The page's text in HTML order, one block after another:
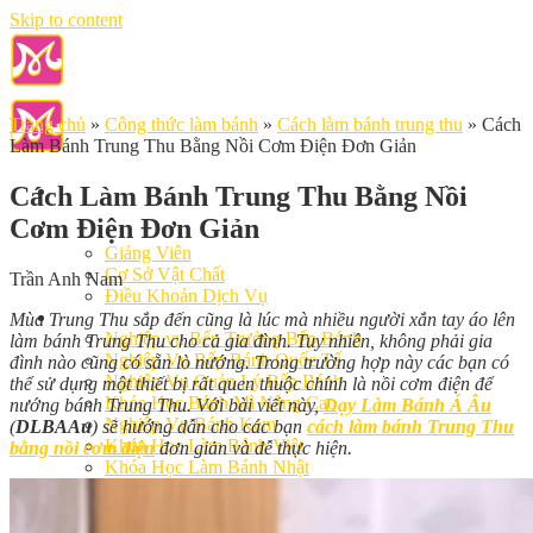
Skip to content
Giới Thiệu
Giảng Viên
Cơ Sở Vật Chất
Điều Khoản Dịch Vụ
Học Làm Bánh
Nghiệp vụ Bếp Trưởng Bếp Bánh
Nghiệp Vụ Bếp Bánh Quốc Tế
Nghiệp Vụ Quản Lý Bếp Bánh
Khóa Học Bánh Mì Nâng Cao
Nghiệp Vụ Bánh Kem
Khóa Học Làm Bánh Việt
Khóa Học Làm Bánh Nhật
Trang chủ » Công thức làm bánh » Cách làm bánh trung thu » Cách
Làm Bánh Trung Thu Bằng Nồi Cơm Điện Đơn Giản
Cách Làm Bánh Trung Thu Bằng Nồi
Cơm Điện Đơn Giản
Trần Anh Nam
Mùa Trung Thu sắp đến cũng là lúc mà nhiều người xắn tay áo lên
làm bánh Trung Thu cho cả gia đình. Tuy nhiên, không phải gia
đình nào cũng có sẵn lò nướng. Trong trường hợp này các bạn có
thể sử dụng một thiết bị rất quen thuộc chính là nồi cơm điện để
nướng bánh Trung Thu. Với bài viết này,Dạy Làm Bánh Á Âu
(DLBAAu) sẽ hướng dẫn cho các bạn cách làm bánh Trung Thu
bằng nồi cơm điệnđơn giản và dễ thực hiện.